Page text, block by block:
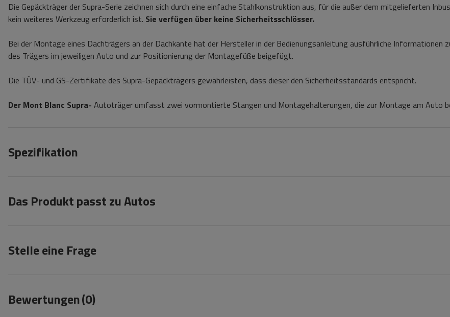
Die Gepäckträger der Supra-Serie zeichnen sich durch eine einfache Stahlkonstruktion aus, für die außer dem mitgelieferten
kein weiteres Werkzeug erforderlich ist. Sie verfügen über keine Sicherheitsschlösser.
Bei der Montage eines Dachträgers an der Dachkante hat der Hersteller in der Bedienungsanleitung ausführliche Informationen
des Trägers im jeweiligen Auto und zur Positionierung der Montagefüße beigefügt.
Die TÜV- und GS-Zertifikate des Supra-Gepäckträgers gewährleisten, dass dieser den Sicherheitsstandards entspricht.
Der Mont Blanc Supra- Autoträger umfasst zwei vormontierte Stangen und Montagehalterungen, die zur Montage am Auto
Spezifikation
Das Produkt passt zu Autos
Stelle eine Frage
Bewertungen(0)